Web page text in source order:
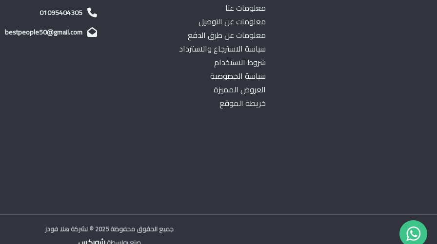
معلومات عنا
معلومات عن التوصيل
معلومات عن طرق الدفع
سياسة الاسترجاع والاسترداد
شروط الاستخدام
سياسة الخصوصية
العروض المميزة
خريطة الموقع
01095404305
bestpeople50@gmail.com
جميع الحقوق محفوظة 2025 © لشركة هلا فودز